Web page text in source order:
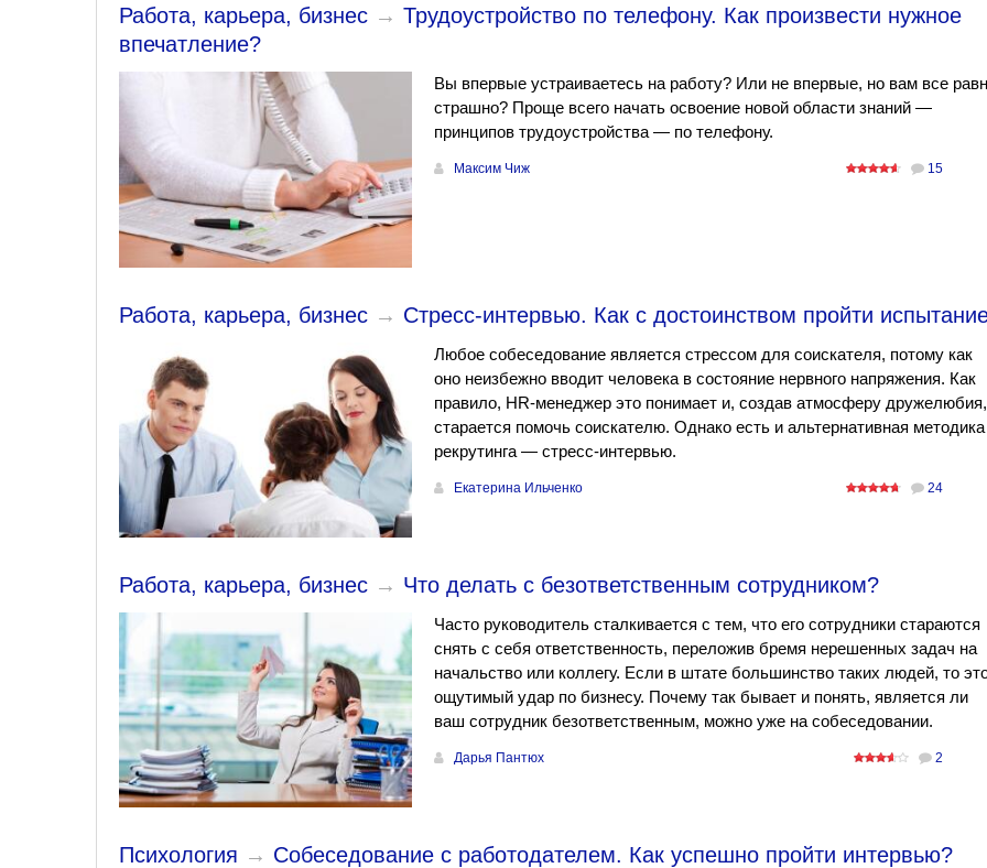
Работа, карьера, бизнес → Трудоустройство по телефону. Как произвести нужное
впечатление?
Вы впервые устраиваетесь на работу? Или не впервые, но вам все
страшно? Проще всего начать освоение новой области знаний —
принципов трудоустройства — по телефону.
Максим Чиж 15
Работа, карьера, бизнес → Стресс-интервью. Как с достоинством пройти
Любое собеседование является стрессом для соискателя, потому как
оно неизбежно вводит человека в состояние нервного напряжения. Как
правило, HR-менеджер это понимает и, создав атмосферу дружелюбия,
старается помочь соискателю. Однако есть и альтернативная методика
рекрутинга — стресс-интервью.
Екатерина Ильченко 24
Работа, карьера, бизнес → Что делать с безответственным сотрудником?
Часто руководитель сталкивается с тем, что его сотрудники стараются
снять с себя ответственность, переложив бремя нерешенных задач на
начальство или коллегу. Если в штате большинство таких людей, то
ощутимый удар по бизнесу. Почему так бывает и понять, является ли
ваш сотрудник безответственным, можно уже на собеседовании.
Дарья Пантюх 2
Психология → Собеседование с работодателем. Как успешно пройти интервью?